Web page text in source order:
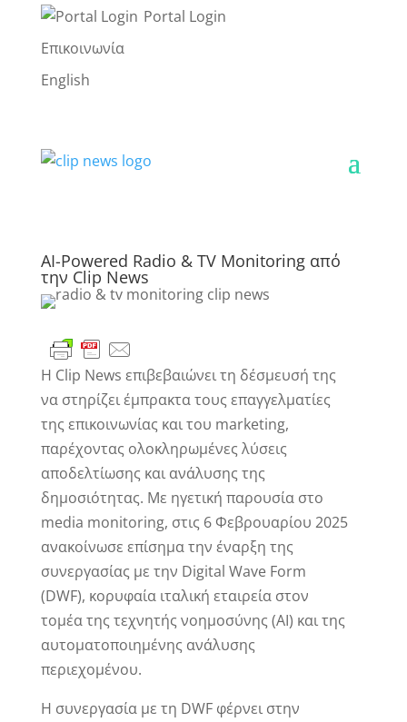
Portal Login
Επικοινωνία
English
AI-Powered Radio & TV Monitoring από
την Clip News
Η Clip News επιβεβαιώνει τη δέσμευσή της
να στηρίζει έμπρακτα τους επαγγελματίες
της επικοινωνίας και του marketing,
παρέχοντας ολοκληρωμένες λύσεις
αποδελτίωσης και ανάλυσης της
δημοσιότητας. Με ηγετική παρουσία στο
media monitoring, στις 6 Φεβρουαρίου 2025
ανακοίνωσε επίσημα την έναρξη της
συνεργασίας με την Digital Wave Form
(DWF), κορυφαία ιταλική εταιρεία στον
τομέα της τεχνητής νοημοσύνης (AI) και της
αυτοματοποιημένης ανάλυσης
περιεχομένου.
Η συνεργασία με τη DWF φέρνει στην